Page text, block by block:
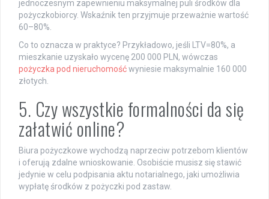
jednoczesnym zapewnieniu maksymalnej puli środków dla
pożyczkobiorcy. Wskaźnik ten przyjmuje przeważnie wartość
60–80%.
Co to oznacza w praktyce? Przykładowo, jeśli LTV=80%, a
mieszkanie uzyskało wycenę 200 000 PLN, wówczas
pożyczka pod nieruchomośćwyniesie maksymalnie 160 000
złotych.
5. Czy wszystkie formalności da się
załatwić online?
Biura pożyczkowe wychodzą naprzeciw potrzebom klientów
i oferują zdalne wnioskowanie. Osobiście musisz się stawić
jedynie w celu podpisania aktu notarialnego, jaki umożliwia
wypłatę środków z pożyczki pod zastaw.